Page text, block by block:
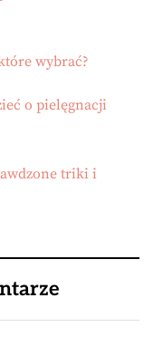
wybrać?
o pielęgnacji
triki i